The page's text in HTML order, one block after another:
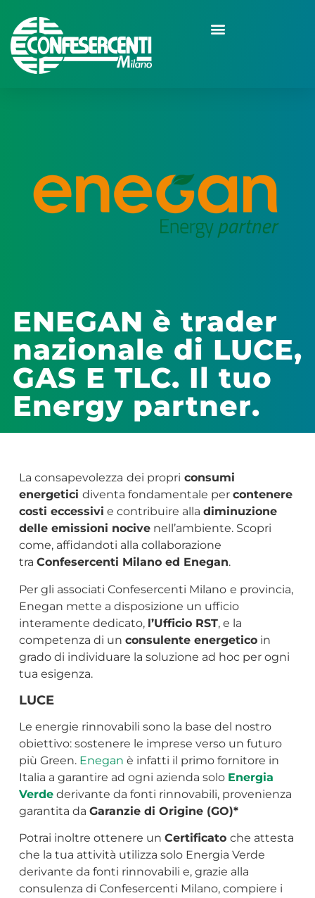
ENEGAN è trader
nazionale di LUCE,
GAS E TLC. Il tuo
Energy partner.
La consapevolezza dei propri consumi
energetici diventa fondamentale per contenere
costi eccessivi e contribuire alla diminuzione
delle emissioni nocivenell’ambiente. Scopri
come, affidandoti alla collaborazione
tra Confesercenti Milano ed Enegan.
Per gli associati Confesercenti Milano e provincia,
Enegan mette a disposizione un ufficio
interamente dedicato, l’Ufficio RST, e la
competenza di un consulente energeticoin
grado di individuare la soluzione ad hoc per ogni
tua esigenza.
LUCE
Le energie rinnovabili sono la base del nostro
obiettivo: sostenere le imprese verso un futuro
più Green. Enegan è infatti il primo fornitore in
Italia a garantire ad ogni azienda solo Energia
Verdederivante da fonti rinnovabili, provenienza
garantita da Garanzie di Origine (GO)*
Potrai inoltre ottenere un Certificato che attesta
che la tua attività utilizza solo Energia Verde
derivante da fonti rinnovabili e, grazie alla
consulenza di Confesercenti Milano, compiere i